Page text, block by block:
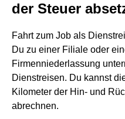
der Steuer
Fahrt zum Job als
Du zu einer Filiale oder
Firmenniederlassung
Dienstreisen. Du kannst
Kilometer der Hin- und
abrechnen.